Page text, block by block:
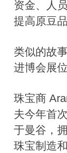
资金、人
提高原豆品
类似的故
进博会展
珠宝商
夫今年首
于曼谷，
珠宝制造